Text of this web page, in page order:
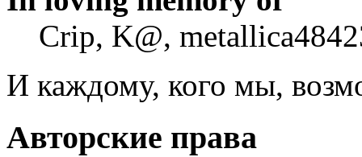
Crip, K@,
И каждому, кого мы,
Авторские права